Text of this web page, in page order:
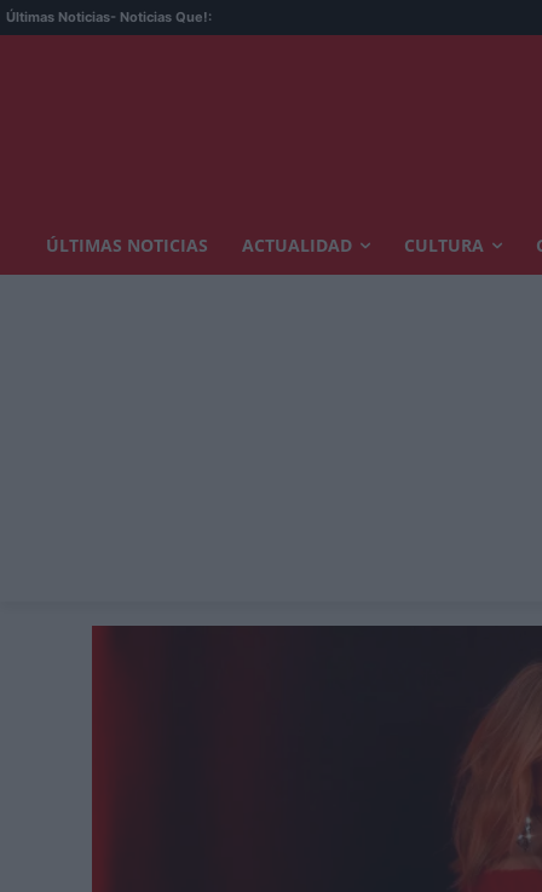
Últimas Noticias- Noticias Que!:
ÚLTIMAS NOTICIAS ACTUALIDAD CULTURA